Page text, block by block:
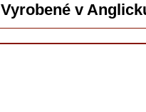
Vyrobené v